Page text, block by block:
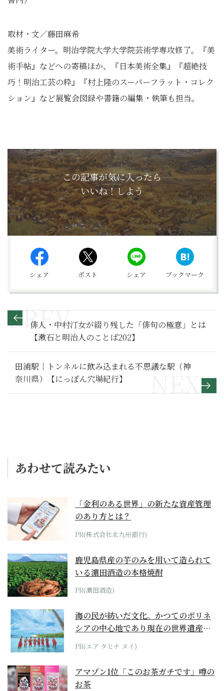
取材・文／藤田麻希
美術ライター。明治学院大学大学院芸術学専攻修了。『美
術手帖』 などへの寄稿ほか、『日本美術全集』『超絶技
巧！明治工芸の粋』
『村上隆のスーパーフラット・コレク
ション』 など展覧会図録や書籍の編集・執筆も担当。
この記事が気に入ったら
いいね！しよう
シェア ポスト シェア ブックマーク
俳人・中村汀女が綴り残した「俳句の極意」とは
【漱石と明治人のことば202】
田浦駅｜トンネルに飲み込まれる不思議な駅（神
奈川県）【にっぽん穴場紀行】
あわせて読みたい
「金利のある世界」の新たな資産管理
のあり方とは？
PR(株式会社北九州銀行)
鹿児島県産の芋のみを用いて造られて
いる濵田酒造の本格焼酎
PR(濵田酒造)
海の民が紡いだ文化。かつてのポリネ
シアの中心地であり現在の世界遺産か
らみえてくる...
PR(エア タヒチ ヌイ)
アマゾン1位「このお茶ガチです」噂の
お茶